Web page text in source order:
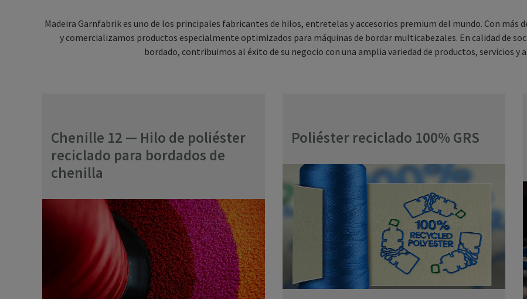
Madeira Garnfabrik es uno de los principales fabricantes de hilos, entretelas y accesorios premium del mundo. Con más
y comercializamos productos especialmente optimizados para máquinas de bordar multicabezales. En calidad de
bordado, contribuimos al éxito de su negocio con una amplia variedad de productos, servicios y
Chenille 12 — Hilo de poliéster
reciclado para bordados de
chenilla
Poliéster reciclado 100% GRS